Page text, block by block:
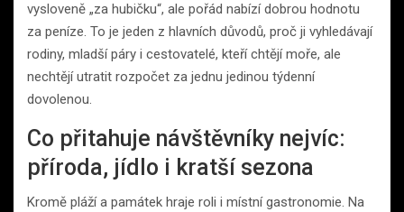
vysloveně „za hubičku“, ale pořád nabízí dobrou hodnotu
za peníze. To je jeden z hlavních důvodů, proč ji vyhledávají
rodiny, mladší páry i cestovatelé, kteří chtějí moře, ale
nechtějí utratit rozpočet za jednu jedinou týdenní
dovolenou.
Co přitahuje návštěvníky nejvíc:
příroda, jídlo i kratší sezona
Kromě pláží a památek hraje roli i místní gastronomie. Na